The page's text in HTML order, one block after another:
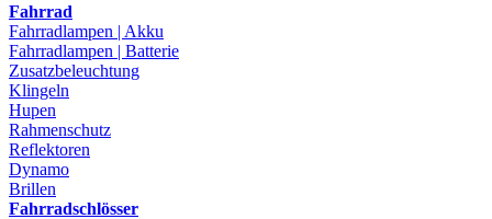
Fahrrad
Fahrradlampen | Akku
Fahrradlampen | Batterie
Zusatzbeleuchtung
Klingeln
Hupen
Rahmenschutz
Reflektoren
Dynamo
Brillen
Fahrradschlösser